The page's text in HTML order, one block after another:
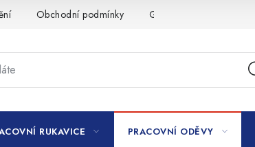
Obchodní podmínky GDPR
RUKAVICE PRACOVNÍ ODĚVY